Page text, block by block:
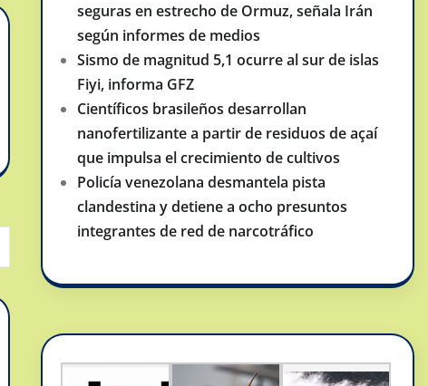
seguras en estrecho de Ormuz, señala Irán
según informes de medios
Sismo de magnitud 5,1 ocurre al sur de islas
Fiyi, informa GFZ
Científicos brasileños desarrollan
nanofertilizante a partir de residuos de açaí
que impulsa el crecimiento de cultivos
Policía venezolana desmantela pista
clandestina y detiene a ocho presuntos
integrantes de red de narcotráfico